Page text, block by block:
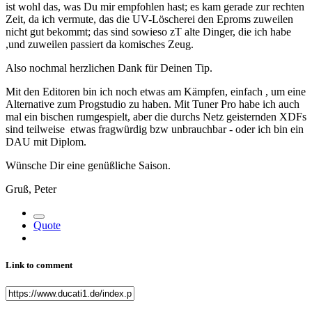
ist wohl das, was Du mir empfohlen hast; es kam gerade zur rechten
Zeit, da ich vermute, das die UV-Löscherei den Eproms zuweilen
nicht gut bekommt; das sind sowieso zT alte Dinger, die ich habe
,und zuweilen passiert da komisches Zeug.
Also nochmal herzlichen Dank für Deinen Tip.
Mit den Editoren bin ich noch etwas am Kämpfen, einfach , um eine
Alternative zum Progstudio zu haben. Mit Tuner Pro habe ich auch
mal ein bischen rumgespielt, aber die durchs Netz geisternden XDFs
sind teilweise etwas fragwürdig bzw unbrauchbar - oder ich bin ein
DAU mit Diplom.
Wünsche Dir eine genüßliche Saison.
Gruß, Peter
Quote
Link to comment